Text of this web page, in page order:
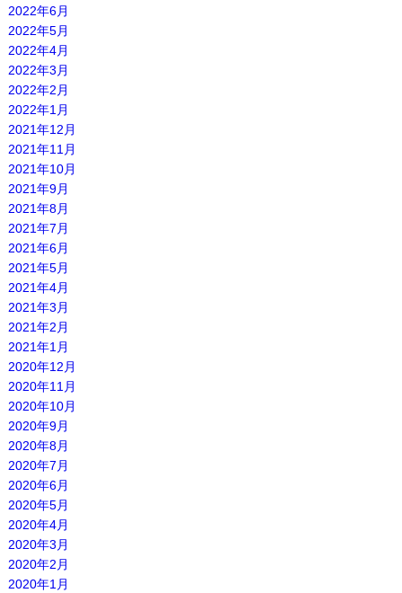
2022年6月
2022年5月
2022年4月
2022年3月
2022年2月
2022年1月
2021年12月
2021年11月
2021年10月
2021年9月
2021年8月
2021年7月
2021年6月
2021年5月
2021年4月
2021年3月
2021年2月
2021年1月
2020年12月
2020年11月
2020年10月
2020年9月
2020年8月
2020年7月
2020年6月
2020年5月
2020年4月
2020年3月
2020年2月
2020年1月